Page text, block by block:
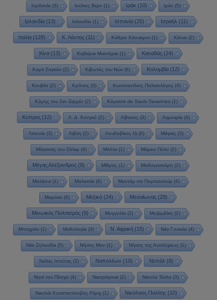
Ιορδανία (3) Ιούλιος Βερν (1) Ιράκ (10) Ιράν (5)
Ιρλανδία(13) Ισλανδία(1) Ισπανία(25) Ισραήλ (11)
Ιταλία(128) Κ. Λόντος(11) Κάθριν Χάουαρντ(1) Κένυα(2)
Κίνα(13) Καβείρια Μυστήρια(1) Καναδάς(24)
Καρλ Σαγκάν (2) Κιβωτός του Νώε (6) Κολομβία (12)
Κουβέιτ(2) Κρόνος (3) Κωνσταντίνος Παλαιολόγος (4)
Κόμης του Σεν Ζερμέν(2) Κόμισσα de Saulx-Tavannes(1)
Κύπρος (12) Λ. Δ. Κονγκό (2) Λίβανος (3) Λεμουρία (4)
Λετονία (3) Λιβύη (2) Λουδοβίκος ΙΔ (6) Μάγιας (3)
Μάγισσες του Σάλεμ (4) Μάλτα (1) Μάρκο Πόλο (2)
Μέγας Αλέξανδρος(9) Μίθρας (1) Μαδαγασκάρη (2)
Μαλάουι (1) Μαλαισία (6) Μαντάμ ντε Πομπαντούρ (4)
Μαρόκο (6) Μεξικό (24) Μεσαίωνας (29)
Μινωικός Πολιτισμός (9) Μογγολία (2) Μοζαμβίκη (2)
Μπαχρέιν(1) Μυθολογία(3) Ν. Αφρική(15) Νέα Γουινέα(4)
Νέα Ζηλανδία (5) Νήσος Μαν (1) Νήσος της Αναλήψεως (1)
Ναΐτες Ιππότες (3) Ναπολέων (10) Νεπάλ (8)
Νησί του Πάσχα(4) Νικαράγουα(2) Νικολά Τέσλα(3)
Νικολάι Κονσταντίνοβιτς Ρέριχ(1) Νικόλαος Πολίτης(10)